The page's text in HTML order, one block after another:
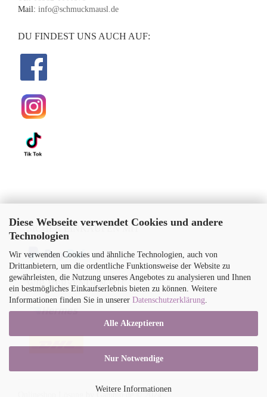
Diese Webseite verwendet Cookies und andere
Technologien
Wir verwenden Cookies und ähnliche Technologien, auch von
Drittanbietern, um die ordentliche Funktionsweise der Website zu
gewährleisten, die Nutzung unseres Angebotes zu analysieren und Ihnen
ein bestmögliches Einkaufserlebnis bieten zu können. Weitere
Informationen finden Sie in unserer Datenschutzerklärung
Alle Akzeptieren
Nur Notwendige
Weitere Informationen
Mail: info@schmuckmausl.de
DU FINDEST UNS AUCH AUF:
SICHER EINKAUFEN MIT
WIR VERSENDEN MIT